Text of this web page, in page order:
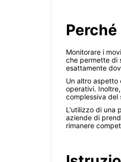
Monitorare i
che permette di
esattamente
Un altro aspetto
operativi.
complessiva del
L'utilizzo di una
aziende di
rimanere